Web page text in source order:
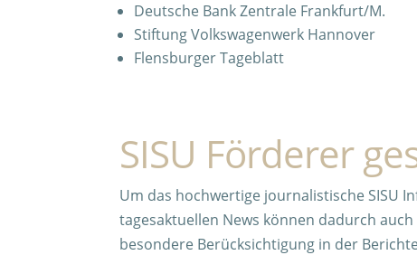
Deutsche Bank Zentrale Frankfurt/M.
Stiftung Volkswagenwerk Hannover
Flensburger Tageblatt
SISU Förderer
Um das hochwertige journalistische SISU
tagesaktuellen News können dadurch
besondere Berücksichtigung in der